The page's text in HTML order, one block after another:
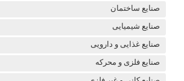
صنایع ساختمان
صنایع شیمیایی
صنایع غذایی و دارویی
صنایع فلزی و محرکه